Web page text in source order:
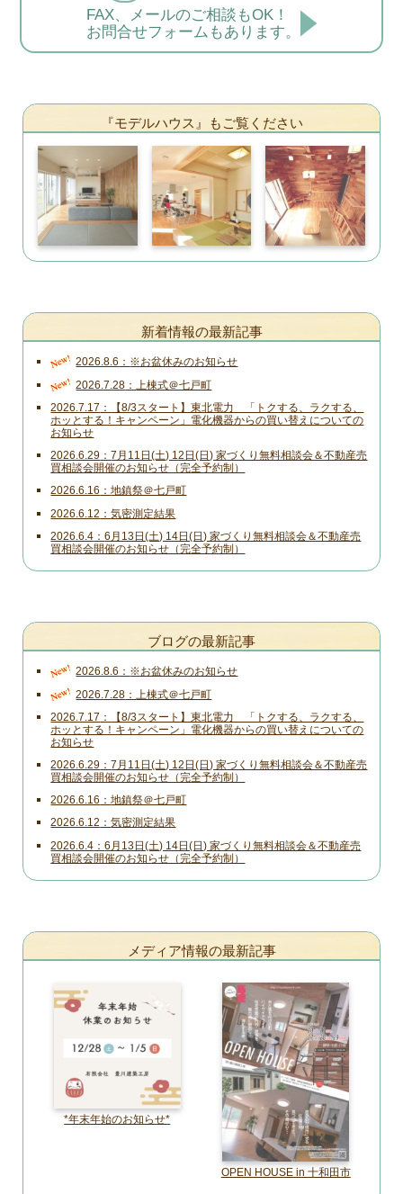
FAX、メールのご相談もOK！
お問合せフォームもあります。
『モデルハウス』もご覧ください
新着情報の最新記事
New! 2026.8.6 ※お盆休みのお知らせ
New! 2026.7.28 上棟式＠七戸町
2026.7.17
【8/3スタート】東北電力 「トクする、ラクする、
ホッとする！キャンペーン」電化機器からの買い替えについての
お知らせ
2026.6.29
7月11日(土) 12日(日) 家づくり無料相談会＆不動産売
買相談会開催のお知らせ（完全予約制）
2026.6.16 地鎮祭＠七戸町
2026.6.12 気密測定結果
2026.6.4
6月13日(土) 14日(日) 家づくり無料相談会＆不動産売
買相談会開催のお知らせ（完全予約制）
ブログの最新記事
New! 2026.8.6 ※お盆休みのお知らせ
New! 2026.7.28 上棟式＠七戸町
2026.7.17
【8/3スタート】東北電力 「トクする、ラクする、
ホッとする！キャンペーン」電化機器からの買い替えについての
お知らせ
2026.6.29
7月11日(土) 12日(日) 家づくり無料相談会＆不動産売
買相談会開催のお知らせ（完全予約制）
2026.6.16 地鎮祭＠七戸町
2026.6.12 気密測定結果
2026.6.4
6月13日(土) 14日(日) 家づくり無料相談会＆不動産売
買相談会開催のお知らせ（完全予約制）
メディア情報の最新記事
*年末年始のお知らせ*
OPEN HOUSE in 十和田市